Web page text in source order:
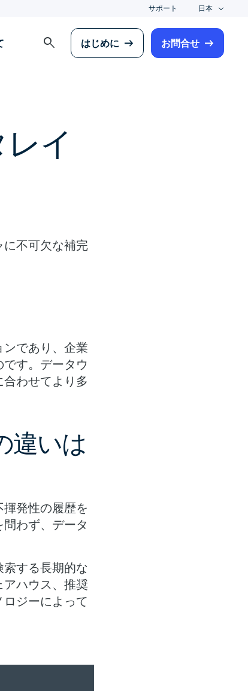
サポート 日本
search はじめに お問合せ
イ
不可欠な補完
であり、企業
す。データウ
わせてより多
違いは
発性の履歴を
わず、データ
する長期的な
ハウス、推奨
ジーによって